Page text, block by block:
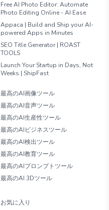
Free AI Photo Editor: Automate
Photo Editing Online - AI Ease
Appaca | Build and Ship your AI-
powered Apps in Minutes
SEO Title Generator | ROAST
TOOLS
Launch Your Startup in Days, Not
Weeks | ShipFast
最高のAI画像ツール
最高のAI音声ツール
最高のAI生産性ツール
最高のAIビジネスツール
最高のAI検出ツール
最高のAI教育ツール
最高のAIプロンプトツール
最高のAI 3Dツール
お気に入り